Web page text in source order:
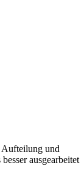
Aufteilung und
ausgearbeitet